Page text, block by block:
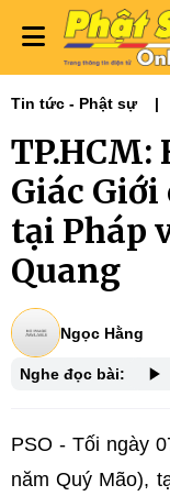
Tin tức - Phật sự
Giác
tại Pháp
Quang
Ngọc Hằng
Nghe đọc bài:
PSO - Tối ngày
năm Quý Mão),